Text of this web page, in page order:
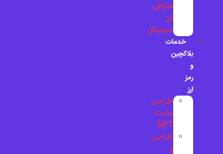
صرافی
ارز
دیجیتال
خدمات
بلاکچین
رمز
ارز
طراحی
سایت
NFT
طراحی